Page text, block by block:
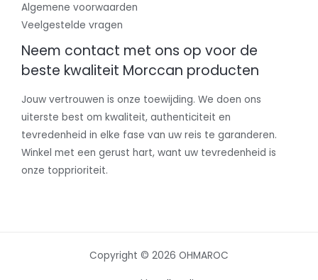
Algemene voorwaarden
Veelgestelde vragen
Neem contact met ons op voor de
beste kwaliteit Morccan producten
Jouw vertrouwen is onze toewijding. We doen ons
uiterste best om kwaliteit, authenticiteit en
tevredenheid in elke fase van uw reis te garanderen.
Winkel met een gerust hart, want uw tevredenheid is
onze topprioriteit.
Copyright © 2026 OHMAROC